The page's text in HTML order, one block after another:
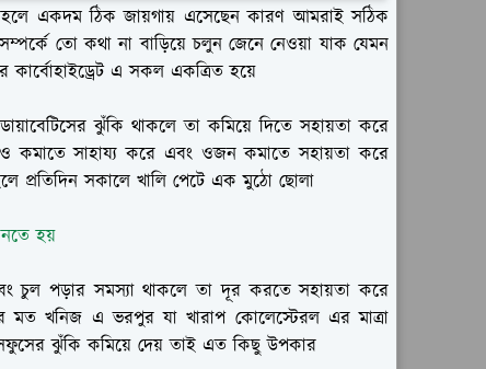
একদম ঠিক জায়গায় এসেছেন কারণ আমরাই সঠিক
তো কথা না বাড়িয়ে চলুন জেনে নেওয়া যাক যেমন
কার্বোহাইড্রেট এ সকল একত্রিত হয়ে
ঝুঁকি থাকলে তা কমিয়ে দিতে সহায়তা করে
ও কমাতে সাহায্য করে এবং ওজন কমাতে সহায়তা করে
প্রতিদিন সকালে খালি পেটে এক মুঠো ছোলা
হয়
চুল পড়ার সমস্যা থাকলে তা দূর করতে সহায়তা করে
মত খনিজ এ ভরপুর যা খারাপ কোলেস্টেরল এর মাত্রা
ঝুঁকি কমিয়ে দেয় তাই এত কিছু উপকার